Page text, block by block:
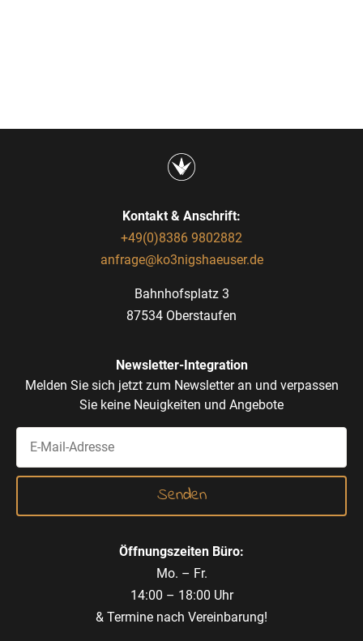
Kontakt & Anschrift:
+49(0)8386 9802882
anfrage@ko3nigshaeuser.de
Bahnhofsplatz 3
87534 Oberstaufen
Newsletter-Integration
Melden Sie sich jetzt zum Newsletter an und verpassen
Sie keine Neuigkeiten und Angebote
Öffnungszeiten Büro:
Mo. – Fr.
14:00 – 18:00 Uhr
& Termine nach Vereinbarung!